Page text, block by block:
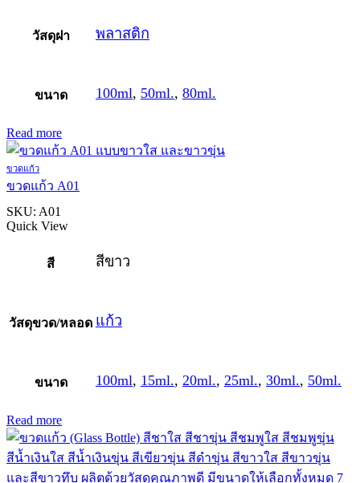
วัสดุฝา พลาสติก
ขนาด 100ml, 50ml., 80ml.
Read more
ขวดแก้ว
ขวดแก้ว A01
SKU: A01
Quick View
สี สีขาว
วัสดุขวด/หลอด แก้ว
ขนาด 100ml, 15ml., 20ml., 25ml., 30ml., 50ml.
Read more